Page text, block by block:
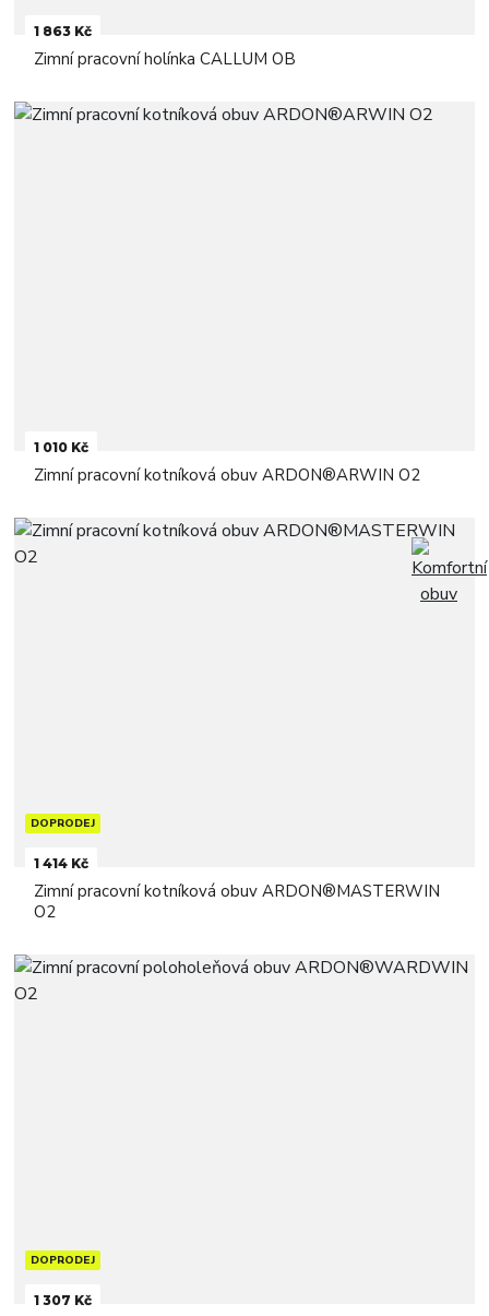
1 863 Kč
Zimní pracovní holínka CALLUM OB
1 010 Kč
Zimní pracovní kotníková obuv ARDON®ARWIN O2
DOPRODEJ
1 414 Kč
Zimní pracovní kotníková obuv ARDON®MASTERWIN
O2
DOPRODEJ
1 307 Kč